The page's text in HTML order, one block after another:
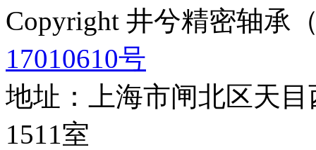
Copyright 井兮精密轴承
17010610号
地址：上海市闸北区天
1511室